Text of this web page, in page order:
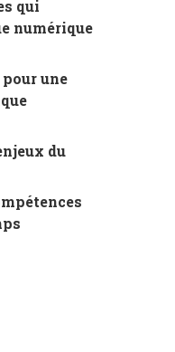
qui
numérique
une
du